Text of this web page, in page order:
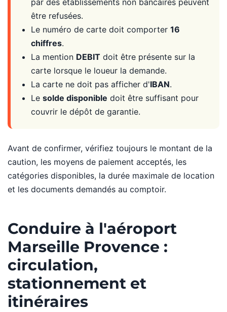
par des établissements non bancaires peuvent
être refusées.
Le numéro de carte doit comporter 16
chiffres.
La mention DEBIT doit être présente sur la
carte lorsque le loueur la demande.
La carte ne doit pas afficher d'IBAN.
Le solde disponible doit être suffisant pour
couvrir le dépôt de garantie.
Avant de confirmer, vérifiez toujours le montant de la
caution, les moyens de paiement acceptés, les
catégories disponibles, la durée maximale de location
et les documents demandés au comptoir.
Conduire à l'aéroport
Marseille Provence :
circulation,
stationnement et
itinéraires